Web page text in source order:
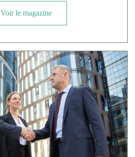
Voir le magazine